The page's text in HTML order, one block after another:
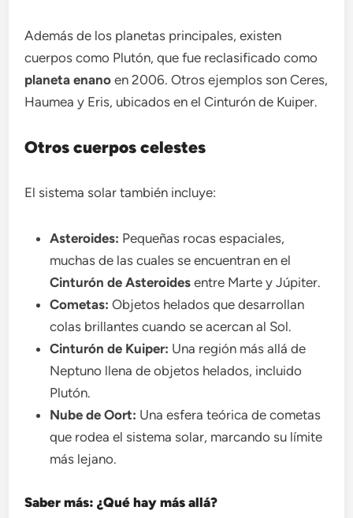
Además de los planetas principales, existen
cuerpos como Plutón, que fue reclasificado como
planeta enano en 2006. Otros ejemplos son Ceres,
Haumea y Eris, ubicados en el Cinturón de Kuiper.
Otros cuerpos celestes
El sistema solar también incluye:
Asteroides: Pequeñas rocas espaciales,
muchas de las cuales se encuentran en el
Cinturón de Asteroides entre Marte y Júpiter.
Cometas: Objetos helados que desarrollan
colas brillantes cuando se acercan al Sol.
Cinturón de Kuiper: Una región más allá de
Neptuno llena de objetos helados, incluido
Plutón.
Nube de Oort: Una esfera teórica de cometas
que rodea el sistema solar, marcando su límite
más lejano.
Saber más: ¿Qué hay más allá?